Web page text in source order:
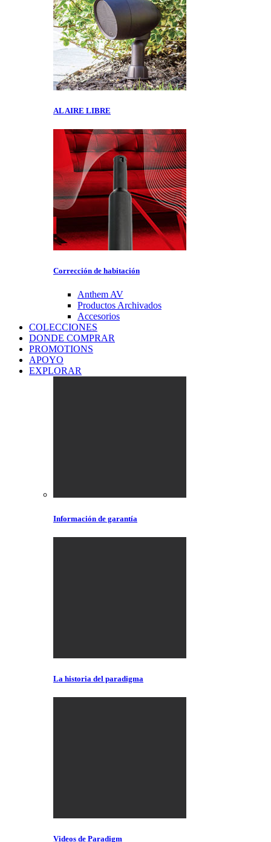
AL AIRE LIBRE
Corrección de habitación
Anthem AV
Productos Archivados
Accesorios
COLECCIONES
DONDE COMPRAR
PROMOTIONS
APOYO
EXPLORAR
Información de garantía
La historia del paradigma
Videos de Paradigm